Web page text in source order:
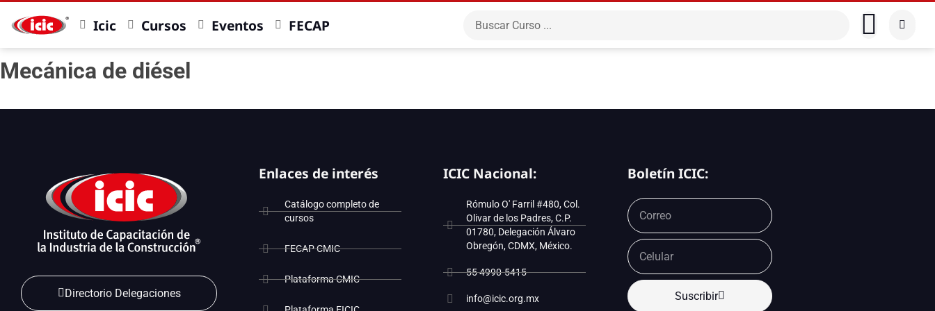
Icic Cursos Eventos FECAP
Mecánica de diésel
Directorio Delegaciones
Enlaces de interés
Catálogo completo de
cursos
FECAP CMIC
Plataforma CMIC
ICIC Nacional:
Rómulo O' Farril #480, Col.
Olivar de los Padres, C.P.
01780, Delegación Álvaro
Obregón, CDMX, México.
55 4990-5415
info@icic.org.mx
Boletín ICIC:
Suscribir